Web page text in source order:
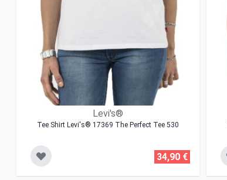
Levi's®
Tee Shirt Levi's® 17369 The Perfect Tee 530
34,90 €